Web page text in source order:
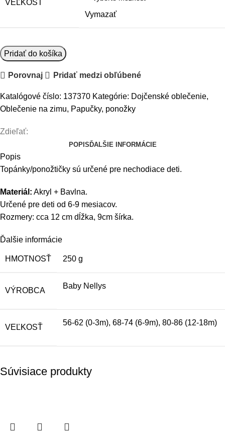
VEĽKOSŤ
Vymazať
množstvo
Baby
Nellys
topánočky
capáčky
Hand
Made,
veľ.
68/74
Pridať do košíka
Porovnaj Pridať medzi obľúbené
Katalógové číslo: 137370 Kategórie: Dojčenské oblečenie,
Oblečenie na zimu, Papučky, ponožky
Zdieľať:
POPIS ĎALŠIE INFORMÁCIE
Popis
Topánky/ponožtičky sú určené pre nechodiace deti.
Materiál: Akryl + Bavlna.
Určené pre deti od 6-9 mesiacov.
Rozmery: cca 12 cm dĺžka, 9cm šírka.
Ďalšie informácie
HMOTNOSŤ 250 g
VÝROBCA
Baby Nellys
VEĽKOSŤ
56-62 (0-3m), 68-74 (6-9m), 80-86 (12-18m)
Súvisiace produkty